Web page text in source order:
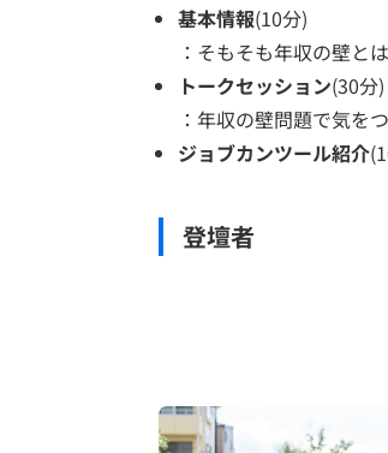
基本情報(10分)
：そもそも年収の壁と
トークセッション(30分)
：年収の壁問題で気を
ジョブカンツール紹介
登壇者